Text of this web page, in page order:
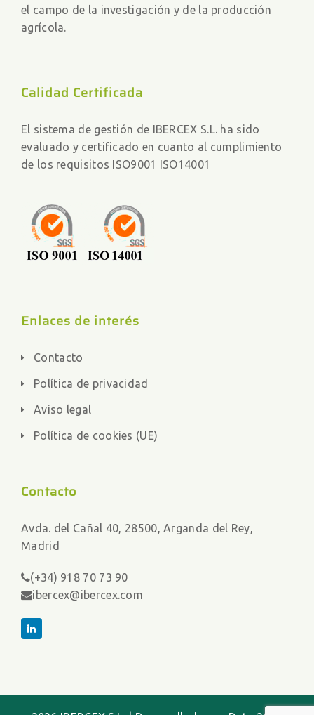
el campo de la investigación y de la producción
agrícola.
Calidad Certificada
El sistema de gestión de IBERCEX S.L. ha sido
evaluado y certificado en cuanto al cumplimiento
de los requisitos ISO9001 ISO14001
Enlaces de interés
Contacto
Política de privacidad
Aviso legal
Política de cookies (UE)
Contacto
Avda. del Cañal 40, 28500, Arganda del Rey,
Madrid
(+34) 918 70 73 90
ibercex@ibercex.com